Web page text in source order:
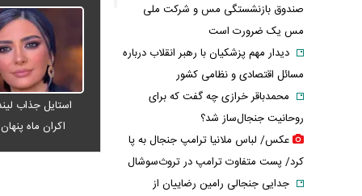
استایل جذاب
اکران ماه
صندوق بازنشستگی مس و شرکت ملی
مس یک ضرورت است
دیدار مهم پزشکیان با رهبر انقلاب درباره
مسائل اقتصادی و نظامی کشور
محمدباقر خرازی چه گفت که برای
روحانیت جنجال‌ساز شد؟
عکس/ لباس ملانیا ترامپ جنجال به پا
کرد/ پست متفاوت ترامپ در تروث‌سوشال
جدایی جنجالی رامین رضاییان از